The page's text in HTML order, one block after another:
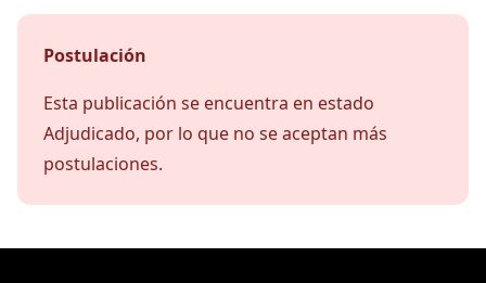
Postulación
Esta publicación se encuentra en estado
Adjudicado, por lo que no se aceptan más
postulaciones.